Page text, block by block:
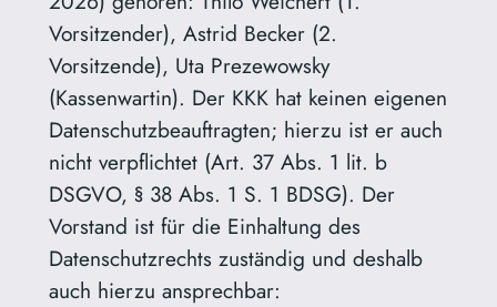
Vorsitzender), Astrid Becker (2.
Vorsitzende), Uta Prezewowsky
(Kassenwartin). Der KKK hat keinen eigenen
Datenschutzbeauftragten; hierzu ist er auch
nicht verpflichtet (Art. 37 Abs. 1 lit. b
DSGVO, § 38 Abs. 1 S. 1 BDSG). Der
Vorstand ist für die Einhaltung des
Datenschutzrechts zuständig und deshalb
auch hierzu ansprechbar: